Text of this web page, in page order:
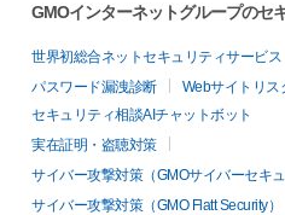
GMOインターネットグループのセ
世界初総合ネットセキュリティサービス
パスワード漏洩診断
Webサイトリス
セキュリティ相談AIチャットボット
実在証明・盗聴対策
サイバー攻撃対策（GMOサイバーセキ
サイバー攻撃対策（GMO Flatt Security）